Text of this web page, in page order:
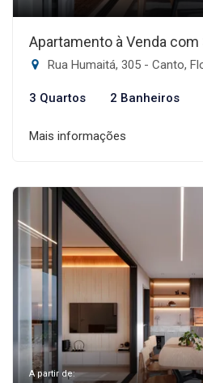
Apartamento à Venda com
Rua Humaitá, 305 - Canto,
3 Quartos 2 Banheiros
Mais informações
A partir de: